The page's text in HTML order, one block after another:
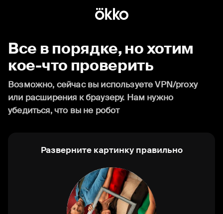
Все в порядке, но хотим
кое-что проверить
Возможно, сейчас вы используете VPN/proxy
или расширения к браузеру. Нам нужно
убедиться, что вы не робот
Разверните картинку правильно